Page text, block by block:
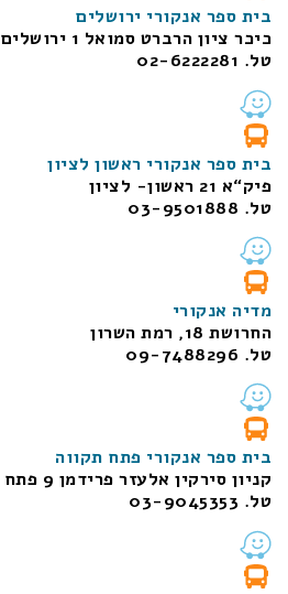
בית ספר אנקורי ירושלים
כיכר ציון הרברט סמואל 1
ירושלים
טל. 02-6222281
בית ספר אנקורי ראשון לציון
פיק“א 21 ראשון- לציון
טל. 03-9501888
מדיה אנקורי
החרושת 18, רמת השרון
טל. 09-7488296
בית ספר אנקורי פתח תקווה
קניון סירקין אלעזר פרידמן 9 פתח תקווה
טל. 03-9045353